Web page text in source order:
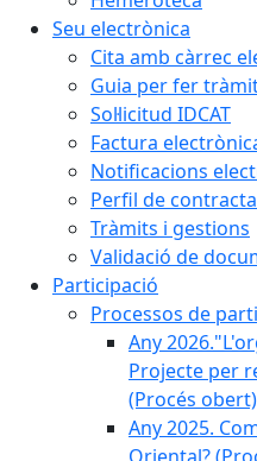
Seu electrònica
Cita amb càrrec
Guia per fer
Sol·licitud IDCAT
Factura
Notificacions
Perfil de
Tràmits i gestions
Validació de
Participació
Processos de
Any
Projecte per
(Procés obert)
Any 2025.